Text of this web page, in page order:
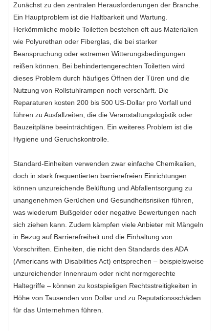
Zunächst zu den zentralen Herausforderungen der Branche.
Ein Hauptproblem ist die Haltbarkeit und Wartung.
Herkömmliche mobile Toiletten bestehen oft aus Materialien
wie Polyurethan oder Fiberglas, die bei starker
Beanspruchung oder extremen Witterungsbedingungen
reißen können. Bei behindertengerechten Toiletten wird
dieses Problem durch häufiges Öffnen der Türen und die
Nutzung von Rollstuhlrampen noch verschärft. Die
Reparaturen kosten 200 bis 500 US-Dollar pro Vorfall und
führen zu Ausfallzeiten, die die Veranstaltungslogistik oder
Bauzeitpläne beeinträchtigen. Ein weiteres Problem ist die
Hygiene und Geruchskontrolle.
Standard-Einheiten verwenden zwar einfache Chemikalien,
doch in stark frequentierten barrierefreien Einrichtungen
können unzureichende Belüftung und Abfallentsorgung zu
unangenehmen Gerüchen und Gesundheitsrisiken führen,
was wiederum Bußgelder oder negative Bewertungen nach
sich ziehen kann. Zudem kämpfen viele Anbieter mit Mängeln
in Bezug auf Barrierefreiheit und die Einhaltung von
Vorschriften. Einheiten, die nicht den Standards des ADA
(Americans with Disabilities Act) entsprechen – beispielsweise
unzureichender Innenraum oder nicht normgerechte
Haltegriffe – können zu kostspieligen Rechtsstreitigkeiten in
Höhe von Tausenden von Dollar und zu Reputationsschäden
für das Unternehmen führen.